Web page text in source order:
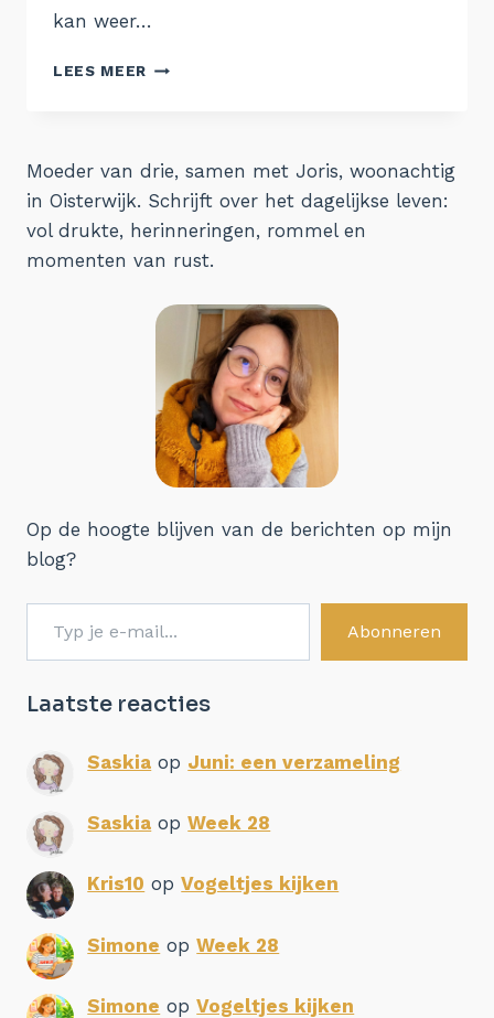
kan weer…
LEES MEER DE
Moeder van drie, samen met Joris, woonachtig
in Oisterwijk. Schrijft over het dagelijkse leven:
vol drukte, herinneringen, rommel en
momenten van rust.
Op de hoogte blijven van de berichten op mijn
blog?
Typ je e-mail...
Abonneren
Laatste reacties
Saskia op Juni: een verzameling
Saskia opWeek 28
Kris10 opVogeltjes kijken
Simone opWeek 28
Simone opVogeltjes kijken